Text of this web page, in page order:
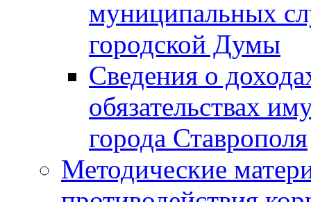
муниципальных
городской Думы
Сведения о
обязательствах
города Ставрополя
Методические